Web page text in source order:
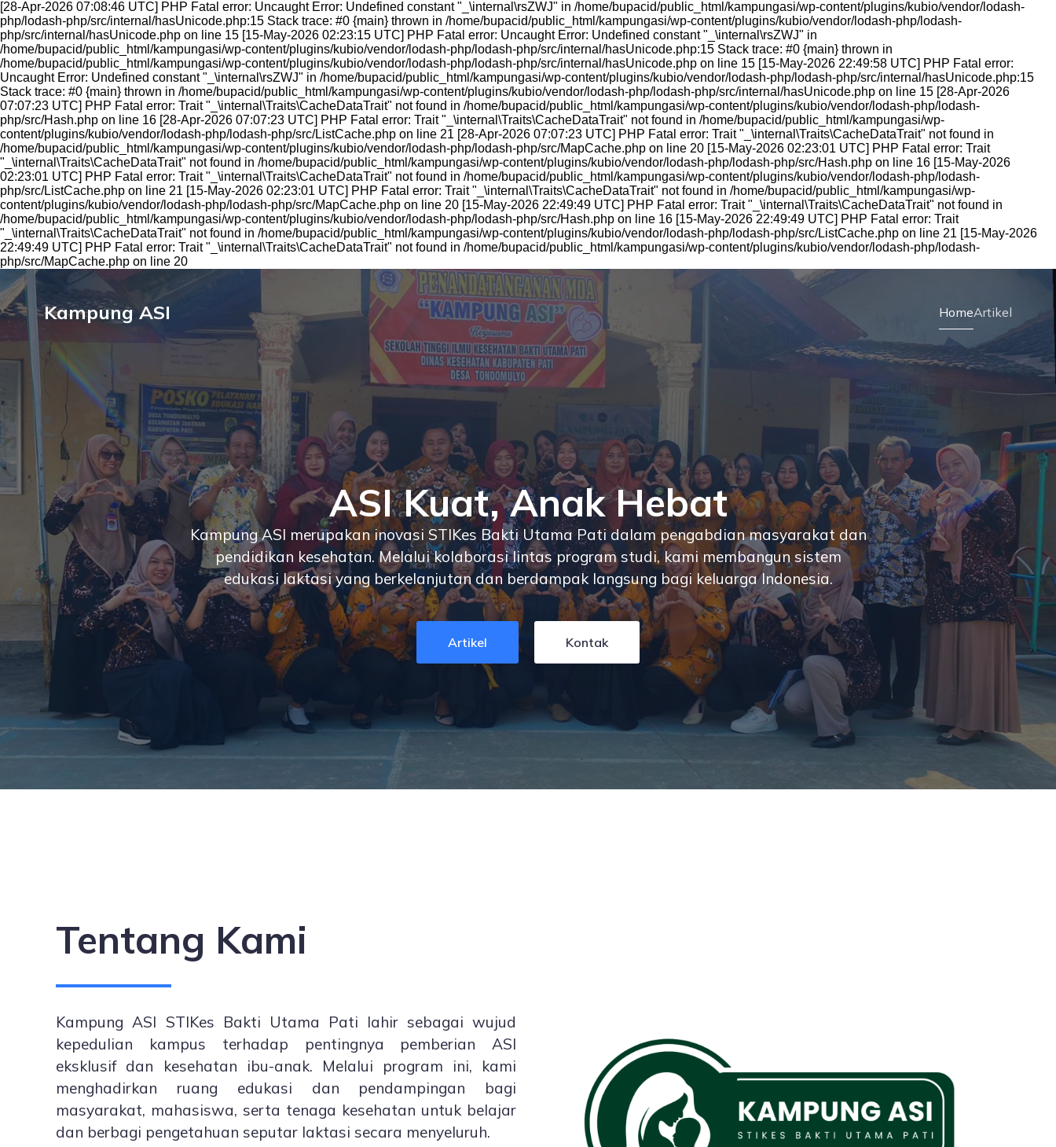
[28-Apr-2026 07:08:46 UTC] PHP Fatal error: Uncaught Error: Undefined constant "_\internal\rsZWJ" in /home/bupacid/public_html/kampungasi/wp-content/plugins/kubio/vendor/lodash-
php/lodash-php/src/internal/hasUnicode.php:15 Stack trace: #0 {main} thrown in /home/bupacid/public_html/kampungasi/wp-content/plugins/kubio/vendor/lodash-php/lodash-
php/src/internal/hasUnicode.php on line 15 [15-May-2026 02:23:15 UTC] PHP Fatal error: Uncaught Error: Undefined constant "_\internal\rsZWJ" in
/home/bupacid/public_html/kampungasi/wp-content/plugins/kubio/vendor/lodash-php/lodash-php/src/internal/hasUnicode.php:15 Stack trace: #0 {main} thrown in
/home/bupacid/public_html/kampungasi/wp-content/plugins/kubio/vendor/lodash-php/lodash-php/src/internal/hasUnicode.php on line 15 [15-May-2026 22:49:58 UTC] PHP Fatal error:
Uncaught Error: Undefined constant "_\internal\rsZWJ" in /home/bupacid/public_html/kampungasi/wp-content/plugins/kubio/vendor/lodash-php/lodash-php/src/internal/hasUnicode.php:15
Stack trace: #0 {main} thrown in /home/bupacid/public_html/kampungasi/wp-content/plugins/kubio/vendor/lodash-php/lodash-php/src/internal/hasUnicode.php on line 15 [28-Apr-2026
07:07:23 UTC] PHP Fatal error: Trait "_\internal\Traits\CacheDataTrait" not found in /home/bupacid/public_html/kampungasi/wp-content/plugins/kubio/vendor/lodash-php/lodash-
php/src/Hash.php on line 16 [28-Apr-2026 07:07:23 UTC] PHP Fatal error: Trait "_\internal\Traits\CacheDataTrait" not found in /home/bupacid/public_html/kampungasi/wp-
content/plugins/kubio/vendor/lodash-php/lodash-php/src/ListCache.php on line 21 [28-Apr-2026 07:07:23 UTC] PHP Fatal error: Trait "_\internal\Traits\CacheDataTrait" not found in
/home/bupacid/public_html/kampungasi/wp-content/plugins/kubio/vendor/lodash-php/lodash-php/src/MapCache.php on line 20 [15-May-2026 02:23:01 UTC] PHP Fatal error: Trait
"_\internal\Traits\CacheDataTrait" not found in /home/bupacid/public_html/kampungasi/wp-content/plugins/kubio/vendor/lodash-php/lodash-php/src/Hash.php on line 16 [15-May-2026
02:23:01 UTC] PHP Fatal error: Trait "_\internal\Traits\CacheDataTrait" not found in /home/bupacid/public_html/kampungasi/wp-content/plugins/kubio/vendor/lodash-php/lodash-
php/src/ListCache.php on line 21 [15-May-2026 02:23:01 UTC] PHP Fatal error: Trait "_\internal\Traits\CacheDataTrait" not found in /home/bupacid/public_html/kampungasi/wp-
content/plugins/kubio/vendor/lodash-php/lodash-php/src/MapCache.php on line 20 [15-May-2026 22:49:49 UTC] PHP Fatal error: Trait "_\internal\Traits\CacheDataTrait" not found in
/home/bupacid/public_html/kampungasi/wp-content/plugins/kubio/vendor/lodash-php/lodash-php/src/Hash.php on line 16 [15-May-2026 22:49:49 UTC] PHP Fatal error: Trait
"_\internal\Traits\CacheDataTrait" not found in /home/bupacid/public_html/kampungasi/wp-content/plugins/kubio/vendor/lodash-php/lodash-php/src/ListCache.php on line 21 [15-May-2026
22:49:49 UTC] PHP Fatal error: Trait "_\internal\Traits\CacheDataTrait" not found in /home/bupacid/public_html/kampungasi/wp-content/plugins/kubio/vendor/lodash-php/lodash-
php/src/MapCache.php on line 20
Kampung ASI HomeArtikel
ASI Kuat, Anak Hebat
Kampung ASI merupakan inovasi STIKes Bakti Utama Pati dalam pengabdian masyarakat dan
pendidikan kesehatan. Melalui kolaborasi lintas program studi, kami membangun sistem
edukasi laktasi yang berkelanjutan dan berdampak langsung bagi keluarga Indonesia.
Artikel Kontak
Tentang Kami
Kampung ASI STIKes Bakti Utama Pati lahir sebagai wujud
kepedulian kampus terhadap pentingnya pemberian ASI
eksklusif dan kesehatan ibu-anak. Melalui program ini, kami
menghadirkan ruang edukasi dan pendampingan bagi
masyarakat, mahasiswa, serta tenaga kesehatan untuk belajar
dan berbagi pengetahuan seputar laktasi secara menyeluruh.